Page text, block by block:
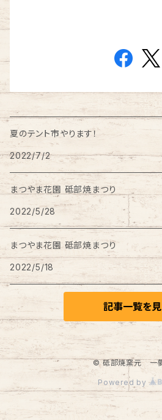
夏のテント市やります！
2022/7/2
まつやま花園 砥部焼まつり
2022/5/28
まつやま花園 砥部焼まつり
2022/5/18
記事一覧を
© 砥部焼窯元 一
Powered by